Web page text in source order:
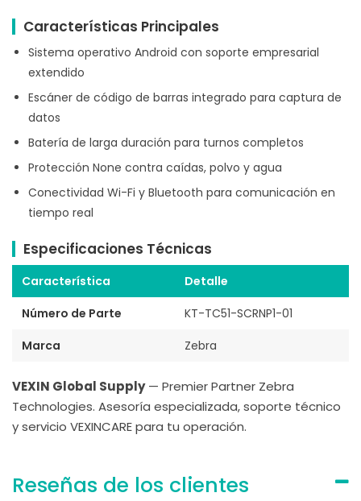
Características Principales
Sistema operativo Android con soporte empresarial
extendido
Escáner de código de barras integrado para captura de
datos
Batería de larga duración para turnos completos
Protección None contra caídas, polvo y agua
Conectividad Wi-Fi y Bluetooth para comunicación en
tiempo real
Especificaciones Técnicas
Característica
Detalle
Número de Parte
KT-TC51-SCRNP1-01
Marca
Zebra
VEXIN Global Supply— Premier Partner Zebra
Technologies. Asesoría especializada, soporte técnico
y servicio VEXINCARE para tu operación.
Reseñas de los clientes